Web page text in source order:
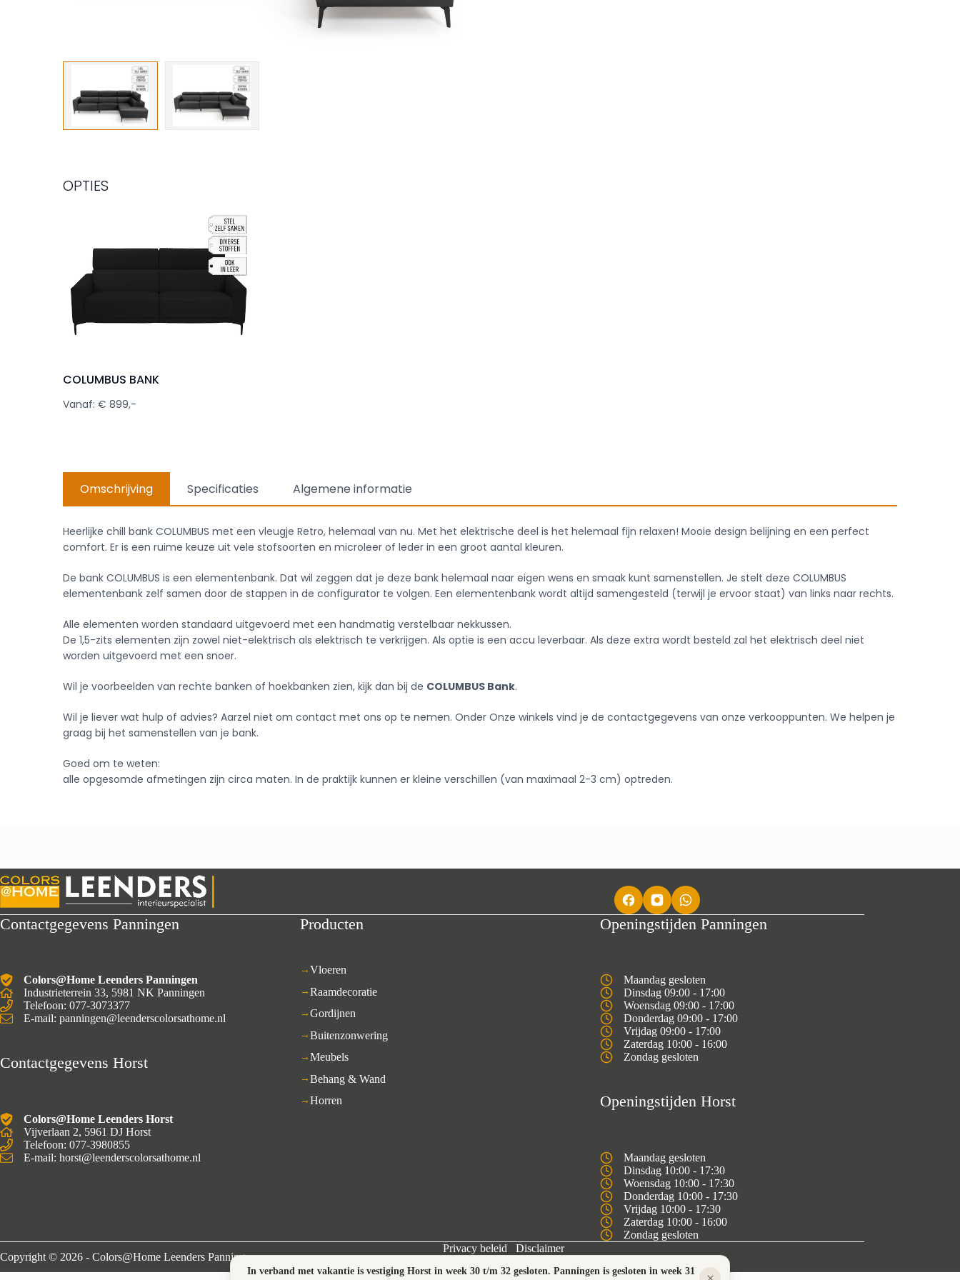
OPTIES
COLUMBUS BANK
Vanaf: € 899,-
Omschrijving Specificaties Algemene informatie
Heerlijke chill bank COLUMBUS met een vleugje Retro, helemaal van nu. Met het elektrische deel is het helemaal fijn relaxen! Mooie design belijning en een perfect
comfort. Er is een ruime keuze uit vele stofsoorten en microleer of leder in een groot aantal kleuren.
De bank COLUMBUS is een elementenbank. Dat wil zeggen dat je deze bank helemaal naar eigen wens en smaak kunt samenstellen. Je stelt deze COLUMBUS
elementenbank zelf samen door de stappen in de configurator te volgen. Een elementenbank wordt altijd samengesteld (terwijl je ervoor staat) van links naar rechts.
Alle elementen worden standaard uitgevoerd met een handmatig verstelbaar nekkussen.
De 1,5-zits elementen zijn zowel niet-elektrisch als elektrisch te verkrijgen. Als optie is een accu leverbaar. Als deze extra wordt besteld zal het elektrisch deel niet
worden uitgevoerd met een snoer.
Wil je voorbeelden van rechte banken of hoekbanken zien, kijk dan bij de COLUMBUS Bank.
Wil je liever wat hulp of advies? Aarzel niet om contact met ons op te nemen. Onder Onze winkels vind je de contactgegevens van onze verkooppunten. We helpen je
graag bij het samenstellen van je bank.
Goed om te weten:
alle opgesomde afmetingen zijn circa maten. In de praktijk kunnen er kleine verschillen (van maximaal 2-3 cm) optreden.
Contactgegevens Panningen
Colors@Home Leenders Panningen
Industrieterrein 33, 5981 NK Panningen
Telefoon: 077-3073377
E-mail: panningen@leenderscolorsathome.nl
Contactgegevens Horst
Colors@Home Leenders Horst
Vijverlaan 2, 5961 DJ Horst
Telefoon: 077-3980855
E-mail: horst@leenderscolorsathome.nl
Producten
Vloeren
Raamdecoratie
Gordijnen
Buitenzonwering
Meubels
Behang & Wand
Horren
Openingstijden Panningen
Maandag gesloten
Dinsdag 09:00 - 17:00
Woensdag 09:00 - 17:00
Donderdag 09:00 - 17:00
Vrijdag 09:00 - 17:00
Zaterdag 10:00 - 16:00
Zondag gesloten
Openingstijden Horst
Maandag gesloten
Dinsdag 10:00 - 17:30
Woensdag 10:00 - 17:30
Donderdag 10:00 - 17:30
Vrijdag 10:00 - 17:30
Zaterdag 10:00 - 16:00
Zondag gesloten
Copyright © 2026 - Colors@Home Leenders Panningen
Privacy beleid Disclaimer
In verband met vakantie is vestiging Horst in week 30 t/m 32 gesloten. Panningen is gesloten in week 31